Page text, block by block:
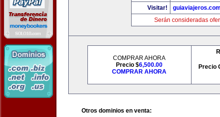
Visitar!
Serán consideradas
COMPRAR AHORA
Precio $6,500.00
COMPRAR AHORA
Precio
Otros dominios en venta: